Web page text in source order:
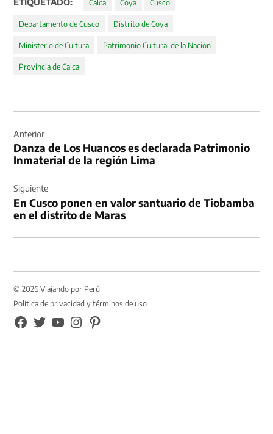
Calca Coya Cusco
Departamento de Cusco Distrito de Coya
Ministerio de Cultura Patrimonio Cultural de la Nación
Provincia de Calca
de
entradas
Anterior
Danza de Los Huancos es declarada Patrimonio
Inmaterial de la región Lima
Siguiente
En Cusco ponen en valor santuario de Tiobamba
en el distrito de Maras
© 2026 Viajando por Perú
Política de privacidad y términos de uso
FB
TW YouTubeInstagramPinterest